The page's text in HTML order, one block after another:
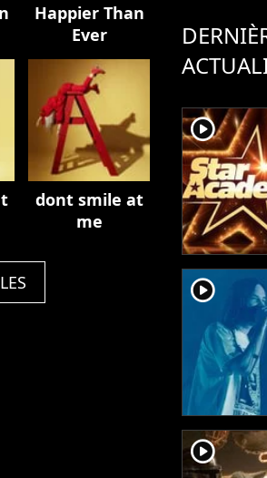
Happier Than
Ever
dont smile at
me
player2
player2
player2